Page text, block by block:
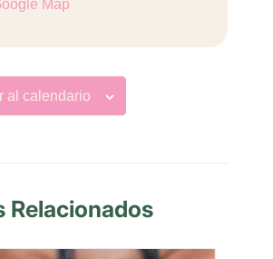
Map
al calendario
Relacionados